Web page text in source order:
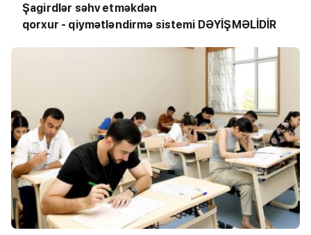
Şagirdlər səhv etməkdən
qorxur - qiymətləndirmə sistemi DƏYİŞMƏLİDİR